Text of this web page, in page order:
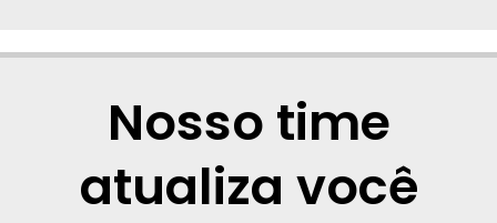
Nosso time
atualiza você